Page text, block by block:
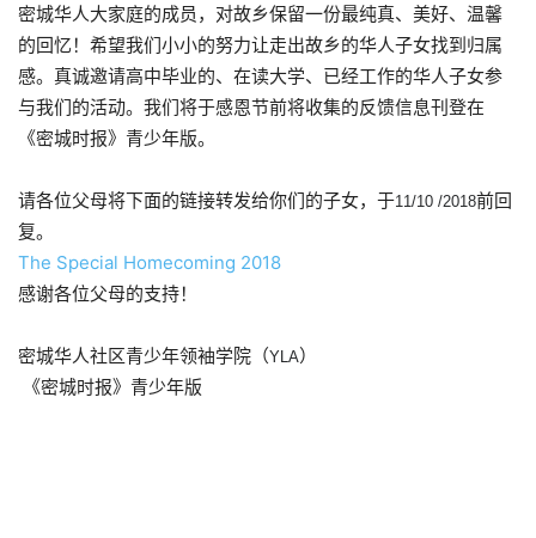
密城华人大家庭的成员，对故乡保留一份最纯真、美好、温馨
的回忆！希望我们小小的努力让走出故乡的华人子女找到归属
感。 真诚邀请高中毕业的、在读大学、已经工作的华人子女参
与我们的活动。我们将于感恩节前将收集的反馈信息刊登在
《密城时报》青少年版。
请各位父母将下面的链接转发给你们的子女，于11/10 /2018前回
复。
The Special Homecoming 2018
感谢各位父母的支持！
密城华人社区青少年领袖学院 （YLA）
《密城时报》青少年版